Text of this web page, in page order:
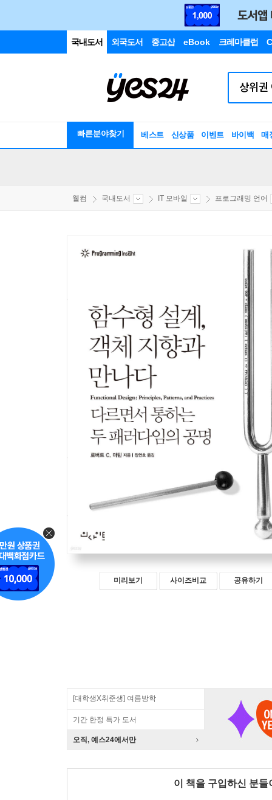
국내도서 외국도서 중고샵 eBook 크레마클럽
빠른분야찾기 베스트 신상품 이벤트 바이백 매
웰컴 국내도서 IT 모바일 프로그래밍 언어
미리보기 사이즈비교 공유하기
[대학생X취준생] 여름방학
기간 한정 특가 도서
오직, 예스24에서만
이 책을 구입하신 분